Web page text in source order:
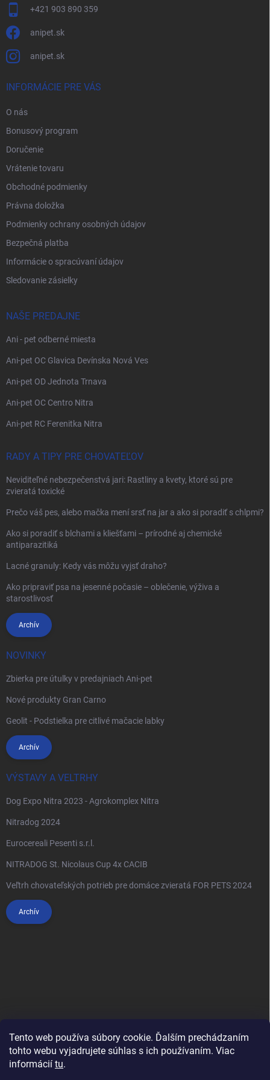
Tento web používa súbory cookie. Ďalším prechádzaním
tohto webu vyjadrujete súhlas s ich používaním. Viac
informácií tu.
+421 903 890 359
anipet.sk
anipet.sk
INFORMÁCIE PRE VÁS
O nás
Bonusový program
Doručenie
Vrátenie tovaru
Obchodné podmienky
Právna doložka
Podmienky ochrany osobných údajov
Bezpečná platba
Informácie o spracúvaní údajov
Sledovanie zásielky
NAŠE PREDAJNE
Ani - pet odberné miesta
Ani-pet OC Glavica Devínska Nová Ves
Ani-pet OD Jednota Trnava
Ani-pet OC Centro Nitra
Ani-pet RC Ferenitka Nitra
RADY A TIPY PRE CHOVATEĽOV
Neviditeľné nebezpečenstvá jari: Rastliny a kvety, ktoré sú pre
zvieratá toxické
Prečo váš pes, alebo mačka mení srsť na jar a ako si poradiť s chlpmi?
Ako si poradiť s blchami a kliešťami – prírodné aj chemické
antiparazitiká
Lacné granuly: Kedy vás môžu vyjsť draho?
Ako pripraviť psa na jesenné počasie – oblečenie, výživa a
starostlivosť
Archív
NOVINKY
Zbierka pre útulky v predajniach Ani-pet
Nové produkty Gran Carno
Geolit - Podstielka pre citlivé mačacie labky
Archív
VÝSTAVY A VELTRHY
Dog Expo Nitra 2023 - Agrokomplex Nitra
Nitradog 2024
Eurocereali Pesenti s.r.l.
NITRADOG St. Nicolaus Cup 4x CACIB
Veľtrh chovateľských potrieb pre domáce zvieratá FOR PETS 2024
Archív